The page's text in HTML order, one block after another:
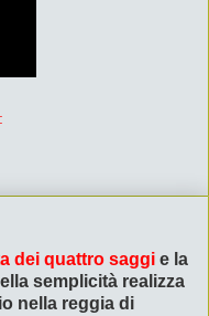
dei quattro saggi e la
semplicità realizza
nella reggia di